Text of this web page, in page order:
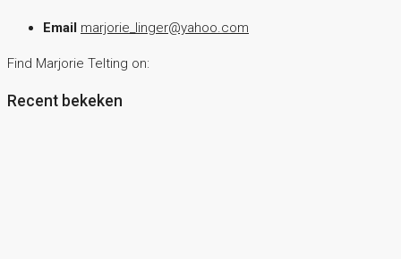
Email marjorie_linger@yahoo.com
Find Marjorie Telting on:
Recent bekeken